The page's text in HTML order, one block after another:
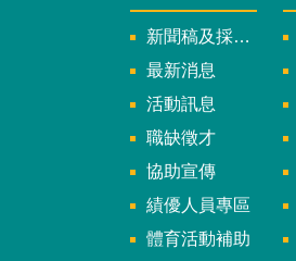
新聞稿及採訪通知
最新消息
活動訊息
職缺徵才
協助宣傳
績優人員專區
體育活動補助